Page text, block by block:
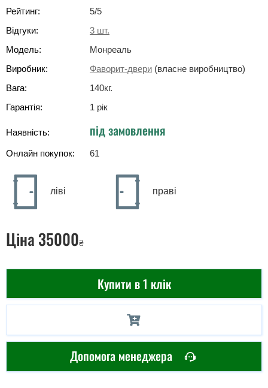
Рейтинг:
5/5
Відгуки:
3 шт.
Модель:
Монреаль
Виробник:
Фаворит-двери (власне виробництво)
Вага:
140кг.
Гарантія:
1 рік
Наявність: під замовлення
Онлайн покупок: 61
ліві праві
Ціна 35000₴
Купити в 1 клік
Допомога менеджера